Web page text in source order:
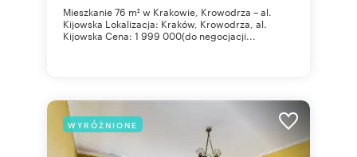
Mieszkanie 76 m² w Krakowie, Krowodrza – al.
Kijowska Lokalizacja: Kraków, Krowodrza, al.
Kijowska Cena: 1 999 000(do negocjacji...
WYRÓŻNIONE